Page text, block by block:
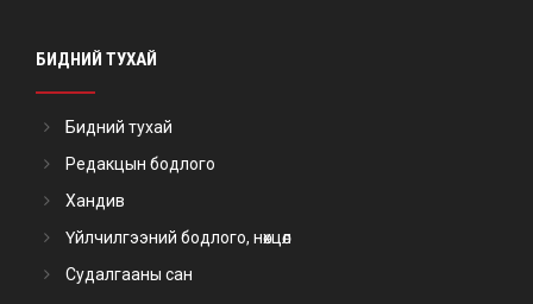
БИДНИЙ ТУХАЙ
Бидний тухай
Редакцын бодлого
Хандив
Үйлчилгээний бодлого, нөхцөл
Судалгааны сан